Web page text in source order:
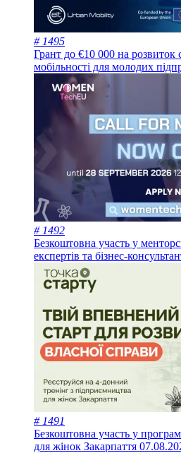
# 1495
Грант до €10 000 на розвиток
мобільності для молодих
# 1492
Безкоштовна участь у
експертів та бізнес-
# 1491
Безкоштовна участь у
для жінок Закарпаття